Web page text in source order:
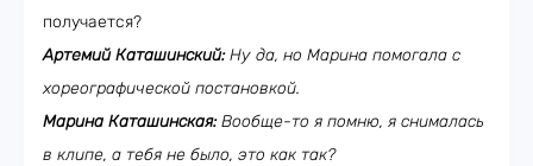
получается?
Артемий Каташинский:Ну да, но Марина помогала с
хореографической постановкой.
Марина Каташинская:Вообще-то я помню, я снималась
в клипе, а тебя не было, это как так?